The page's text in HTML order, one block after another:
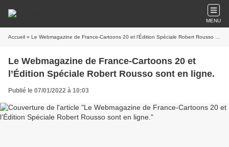
MENU
Accueil » Le Webmagazine de France-Cartoons 20 et l’Édition Spéciale Robert Rousso sont en ligne.
Le Webmagazine de France-Cartoons 20 et
l’Édition Spéciale Robert Rousso sont en ligne.
Publié le 07/01/2022 à 10:03